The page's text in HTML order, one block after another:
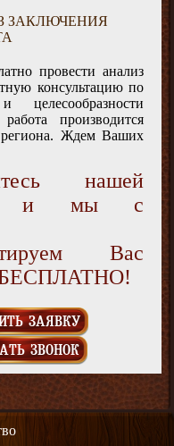
ЗАКЛЮЧЕНИЯ
провести анализ
консультацию по
целесообразности
производится
региона. Ждем Ваших
нашей
и мы с
Вас
БЕСПЛАТНО!
ЗАЯВКУ
ЗВОНОК